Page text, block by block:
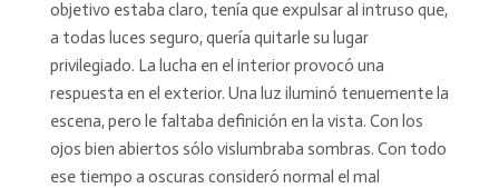
objetivo estaba claro, tenía que expulsar al intruso que,
a todas luces seguro, quería quitarle su lugar
privilegiado. La lucha en el interior provocó una
respuesta en el exterior. Una luz iluminó tenuemente la
escena, pero le faltaba definición en la vista. Con los
ojos bien abiertos sólo vislumbraba sombras. Con todo
ese tiempo a oscuras consideró normal el mal